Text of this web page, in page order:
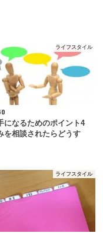
ライフスタイル
になるためのポイント4
を相談されたらどうす
ライフスタイル